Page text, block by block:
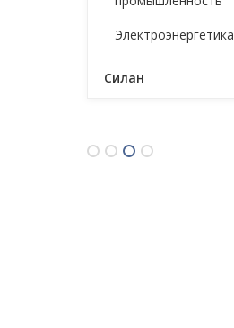
Электроэнергетика
Силан